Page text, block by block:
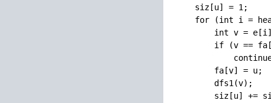
    siz[u] = 1;
for (int i =
int v =
if (v ==
        fa[v] = u;
        dfs1(v);
siz[u] +=